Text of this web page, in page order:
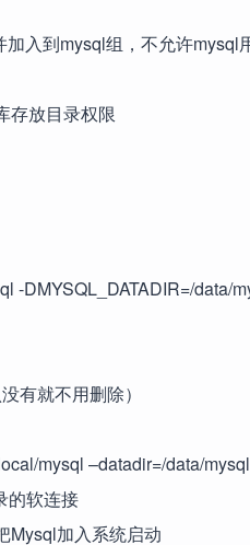
入到mysql组，不允许mysql
存放目录权限
-DMYSQL_DATADIR=/data/
有就不用删除）
mysql –datadir=/data/
的软连接
Mysql加入系统启动